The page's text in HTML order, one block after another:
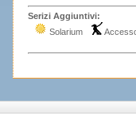
Serizi Aggiuntivi:
Solarium